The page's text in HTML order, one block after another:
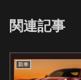
関連記事
新車